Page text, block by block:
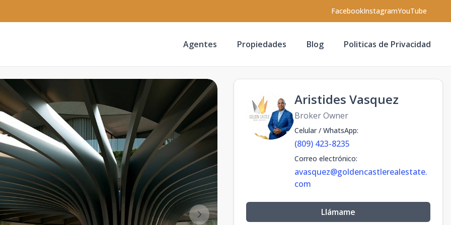
FacebookInstagramYouTube
Agentes Propiedades Blog Politicas de Privacidad
Aristides Vasquez
Broker Owner
Celular / WhatsApp:
(809) 423-8235
Correo electrónico:
avasquez@goldencastlerealestate.
com
Llámame